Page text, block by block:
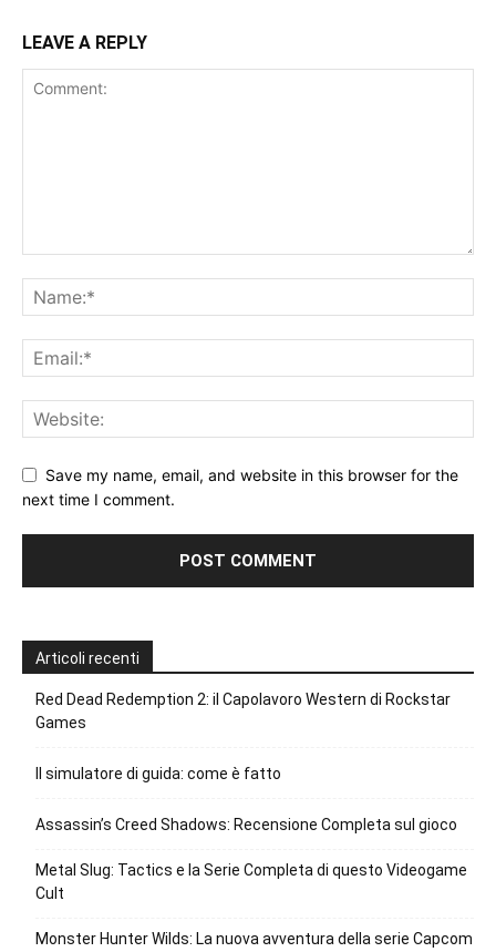
LEAVE A REPLY
Save my name, email, and website in this browser for the
next time I comment.
Articoli recenti
Red Dead Redemption 2: il Capolavoro Western di Rockstar
Games
Il simulatore di guida: come è fatto
Assassin’s Creed Shadows: Recensione Completa sul gioco
Metal Slug: Tactics e la Serie Completa di questo Videogame
Cult
Monster Hunter Wilds: La nuova avventura della serie Capcom